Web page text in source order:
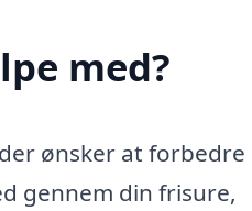
med?
ønsker at forbedre
gennem din frisure,